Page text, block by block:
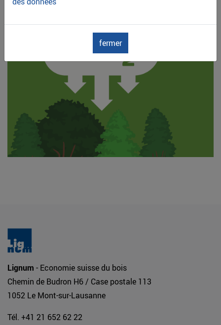
fermer
Lignum - Economie suisse du bois
Chemin de Budron H6 / Case postale 113
1052 Le Mont-sur-Lausanne
Tél. +41 21 652 62 22